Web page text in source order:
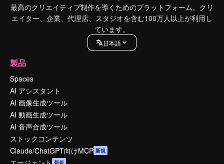
最高のクリエイティブ制作を導くためのプラットフォーム。クリ
エイター、企業、代理店、スタジオを含む100万人以上が利用し
ています。
日本語
製品
Spaces
AI アシスタント
AI 画像生成ツール
AI 動画生成ツール
AI 音声合成ツール
ストックコンテンツ
Claude/ChatGPT向けMCP 新規
新規